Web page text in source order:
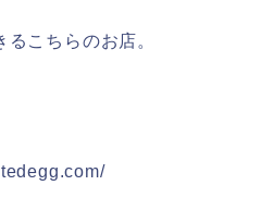
こちらのお店。